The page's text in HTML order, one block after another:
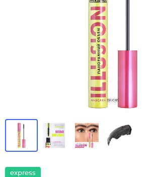
express